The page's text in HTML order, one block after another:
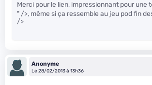
Merci pour le lien, impressionnant pour une
" />, même si ça ressemble au jeu pod fin
/>
Anonyme
Le 28/02/2013 à 13h36